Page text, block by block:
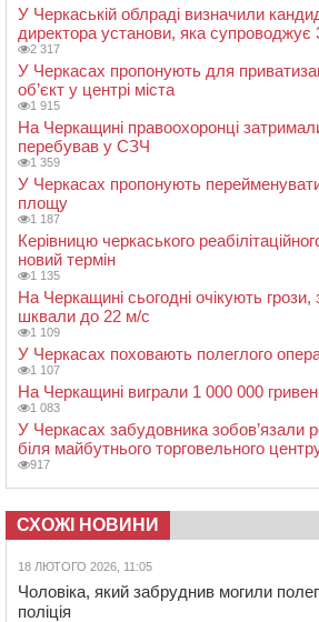
У Черкаській облраді визначили
директора установи, яка супроводжує
2 317
У Черкасах пропонують для
об’єкт у центрі міста
1 915
На Черкащині правоохоронці
перебував у СЗЧ
1 359
У Черкасах пропонують
площу
1 187
Керівницю черкаського
новий термін
1 135
На Черкащині сьогодні очікують грози,
шквали до 22 м/с
1 109
У Черкасах поховають полеглого
1 107
На Черкащині виграли 1 000 000
1 083
У Черкасах забудовника зобов’язали
біля майбутнього торговельного
917
СХОЖІ НОВИНИ
18 ЛЮТОГО 2026, 11:05
Чоловіка, який забруднив могили
поліція